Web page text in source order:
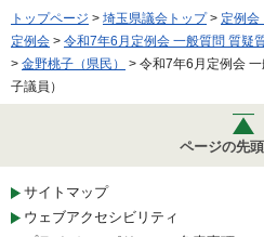
トップページ > 埼玉県議会トップ> 定例会
定例会 > 令和7年6月定例会 一般質問 質疑
> 金野桃子（県民）
> 令和7年6月定例会
子議員）
ページの先
サイトマップ
ウェブアクセシビリティ